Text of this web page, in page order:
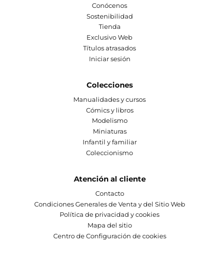
Conócenos
Sostenibilidad
Tienda
Exclusivo Web
Títulos atrasados
Iniciar sesión
Colecciones
Manualidades y cursos
Cómics y libros
Modelismo
Miniaturas
Infantil y familiar
Coleccionismo
Atención al cliente
Contacto
Condiciones Generales de Venta y del Sitio Web
Política de privacidad y cookies
Mapa del sitio
Centro de Configuración de cookies